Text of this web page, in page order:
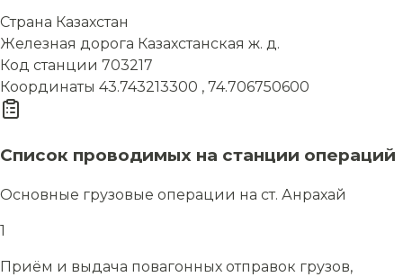
Страна Казахстан
Железная дорога Казахстанская ж. д.
Код станции 703217
Координаты 43.743213300 , 74.706750600
Список проводимых на станции операций
Основные грузовые операции на ст. Анрахай
1
Приём и выдача повагонных отправок грузов,